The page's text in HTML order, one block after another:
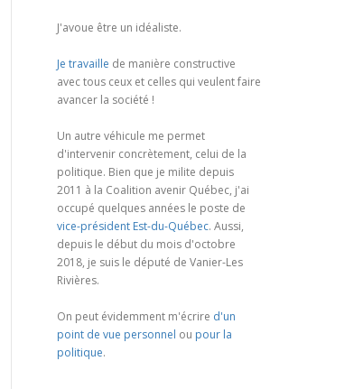
J'avoue être un idéaliste.
Je travaille de manière constructive
avec tous ceux et celles qui veulent faire
avancer la société !
Un autre véhicule me permet
d'intervenir concrètement, celui de la
politique. Bien que je milite depuis
2011 à la Coalition avenir Québec, j'ai
occupé quelques années le poste de
vice-président Est-du-Québec. Aussi,
depuis le début du mois d'octobre
2018, je suis le député de Vanier-Les
Rivières.
On peut évidemment m'écrire d'un
point de vue personnel ou pour la
politique.